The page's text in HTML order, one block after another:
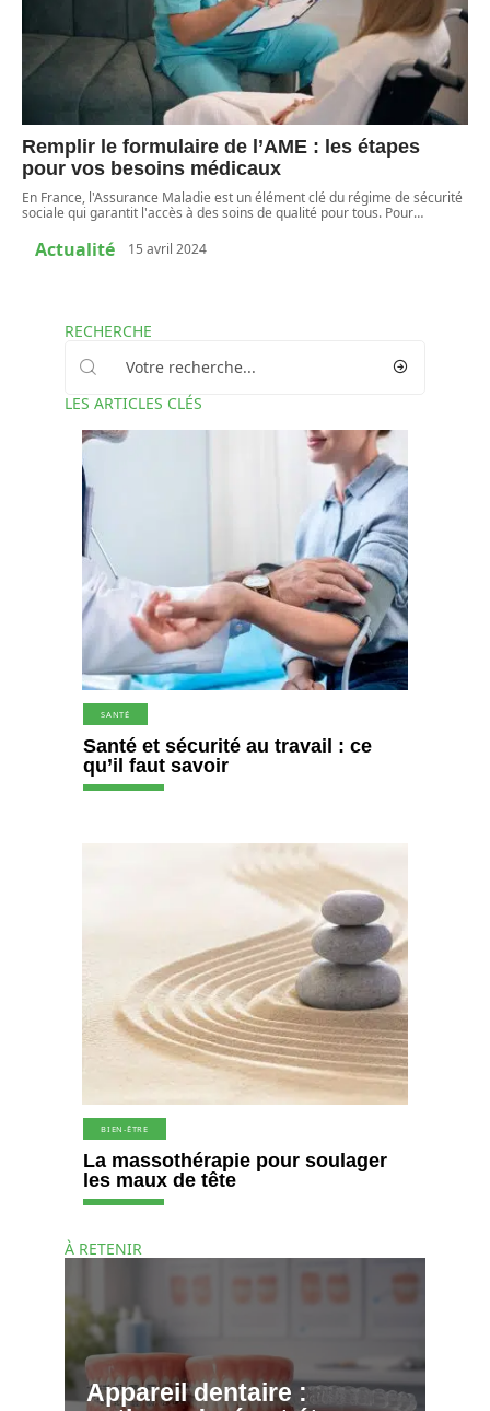
Remplir le formulaire de l’AME : les étapes
pour vos besoins médicaux
En France, l'Assurance Maladie est un élément clé du régime de sécurité
sociale qui garantit l'accès à des soins de qualité pour tous. Pour…
Actualité 15 avril 2024
RECHERCHE
LES ARTICLES CLÉS
SANTÉ
Santé et sécurité au travail : ce
qu’il faut savoir
BIEN-ÊTRE
La massothérapie pour soulager
les maux de tête
À RETENIR
Appareil dentaire :